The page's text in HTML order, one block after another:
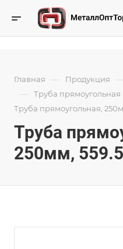
Главная — Продукция
— Труба прямоугольная
Труба прямоугольная,
Труба
250мм,